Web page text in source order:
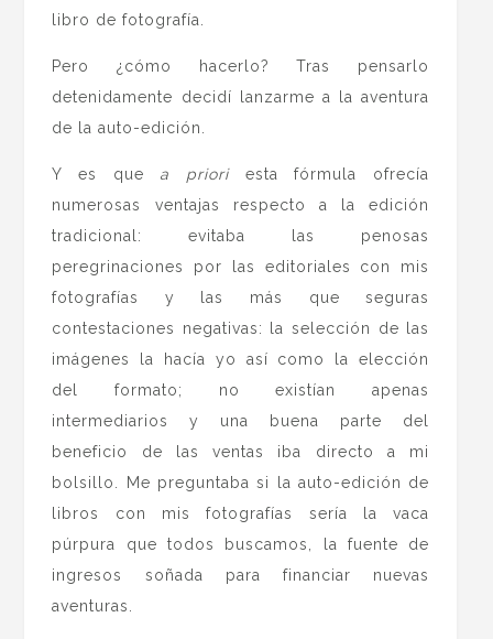
libro de fotografía.
Pero ¿cómo hacerlo? Tras pensarlo
detenidamente decidí lanzarme a la aventura
de la auto-edición.
Y es que a prioriesta fórmula ofrecía
numerosas ventajas respecto a la edición
tradicional: evitaba las penosas
peregrinaciones por las editoriales con mis
fotografías y las más que seguras
contestaciones negativas: la selección de las
imágenes la hacía yo así como la elección
del formato; no existían apenas
intermediarios y una buena parte del
beneficio de las ventas iba directo a mi
bolsillo. Me preguntaba si la auto-edición de
libros con mis fotografías sería la vaca
púrpura que todos buscamos, la fuente de
ingresos soñada para financiar nuevas
aventuras.